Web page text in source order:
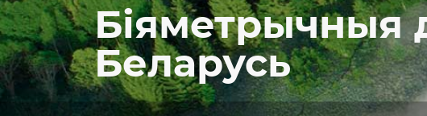
Біяметрычныя
Беларусь